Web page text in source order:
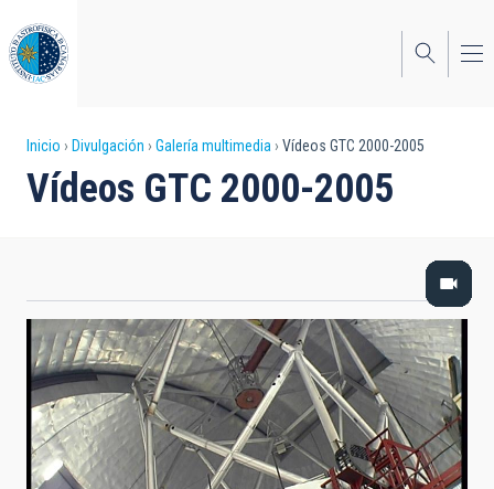
al
contenido
principal
Sobrescribir
enlaces
a
la
navegación
Inicio Divulgación Galería multimedia Vídeos GTC 2000-2005
Vídeos GTC 2000-2005